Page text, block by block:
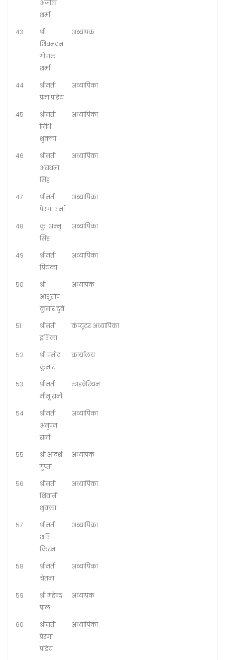
अंजलि
शर्मा
43
श्री
शिवनंदन
गोपाल
शर्मा
अध्यापक
44
श्रीमती
प्रज्ञा पांडेय
अध्यापिका
45
श्रीमती
निधि
शुक्ला
अध्यापिका
46
श्रीमती
अराधना
सिंह
अध्यापिका
47
श्रीमती
प्रेरणा शर्मा
अध्यापिका
48
कु. अन्नु
सिंह
अध्यापिका
49
श्रीमती
प्रियंका
अध्यापिका
50
श्री
आशुतोष
कुमार दुबे
अध्यापक
51
श्रीमती
इशिका
कंप्यूटर अध्यापिका
52
श्री प्रमोद
कुमार
कार्यालय
53
श्रीमती
मीनू रानी
लाइब्रेरियन
54
श्रीमती
अनुपम
रानी
अध्यापिका
55
श्री आदर्श
गुप्ता
अध्यापक
56
श्रीमती
शिवानी
शुक्ला
अध्यापिका
57
श्रीमती
शशि
किरन
अध्यापिका
58
श्रीमती
चेतना
अध्यापिका
59
श्री महेन्द्र
पाल
अध्यापक
60
श्रीमती
प्रेरणा
पांडेय
अध्यापिका